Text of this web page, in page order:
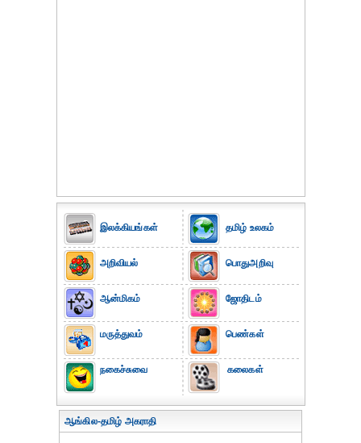
இலக்கியங்கள்
அறிவியல்
ஆன்மிகம்
மருத்துவம்
நகைச்சுவை
தமிழ் உலகம்
பொதுஅறிவு
ஜோதிடம்
பெண்கள்
கலைகள்
ஆங்கில-தமிழ் அகராதி